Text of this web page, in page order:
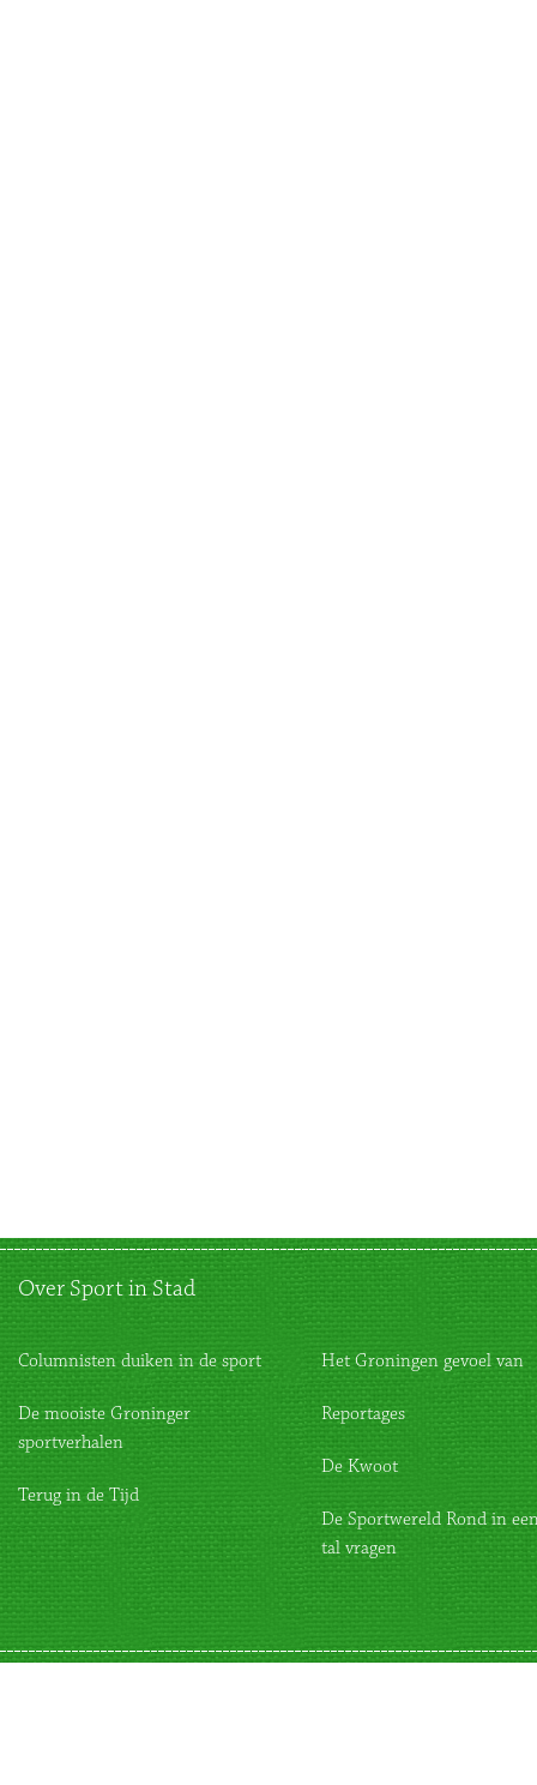
Over Sport in Stad
Columnisten duiken in de sport
De mooiste Groninger
sportverhalen
Terug in de Tijd
Het Groningen gevoel van
Reportages
De Kwoot
De Sportwereld Rond in
tal vragen